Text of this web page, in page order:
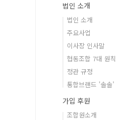
법인 소개
법인 소개
주요사업
이사장 인사말
협동조합 7대 원칙
정관 규정
통합브랜드 '솔솔'
가입 후원
조합원소개